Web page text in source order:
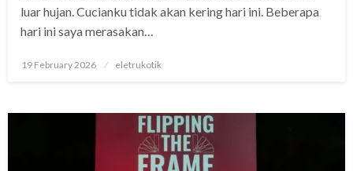
luar hujan. Cucianku tidak akan kering hari ini. Beberapa
hari ini saya merasakan…
Posted
19 February 2026 eletrukotik